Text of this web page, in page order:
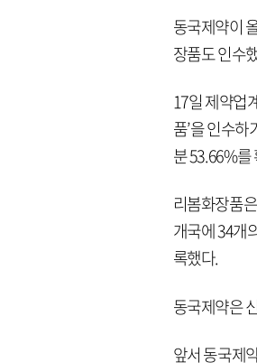
동국제약이
장품도 인수
17일 제약업
품’을 인수
분 53.66%
리봄화장품
개국에 34개
록했다.
동국제약은
앞서 동국제